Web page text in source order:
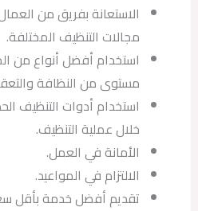
الاستعانة بفريق من
مجالات التنظيف المختلفة.
استخدام أفضل أنواع من
مستوى من النظافة
استخدام أدوات التنظيف
خلال عملية التنظيف.
الأمانة في العمل.
الالتزام في المواعيد.
تقديم أفضل خدمة بأقل